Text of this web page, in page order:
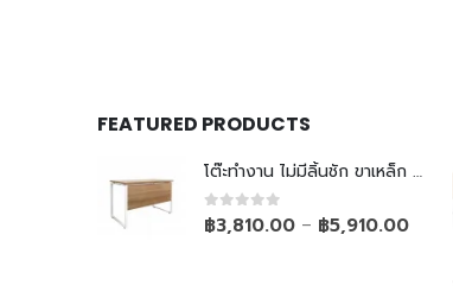
FEATURED PRODUCTS
โต๊ะทำงาน ไม่มีลิ้นชัก ขาเหล็ก Top ยกลอย
0out of 5
฿3,810.00 – ฿5,910.00